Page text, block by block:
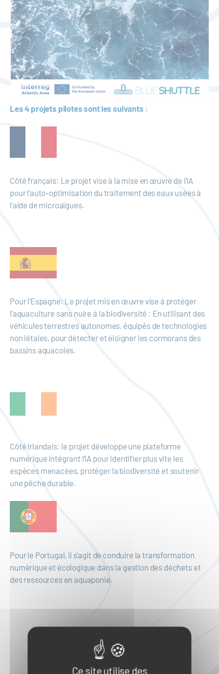
Ce site utilise des
Les 4 projets pilotes sont les suivants :
Côté français: Le projet vise à la mise en œuvre de l’IA
pour l’auto-optimisation du traitement des eaux usées à
l’aide de microalgues.
Pour l'Espagne: Le projet mis en œuvre vise à protéger
l’aquaculture sans nuire à la biodiversité : En utilisant des
véhicules terrestres autonomes, équipés de technologies
non létales, pour détecter et éloigner les cormorans des
bassins aquacoles.
Côté Irlandais: le projet développe une plateforme
numérique intégrant l'IA pour identifier plus vite les
espèces menacées, protéger la biodiversité et soutenir
une pêche durable.
Pour le Portugal, il s'agit de conduire la transformation
numérique et écologique dans la gestion des déchets et
des ressources en aquaponie.